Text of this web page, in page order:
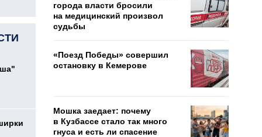
города власти бросили
на медицинский произвол
судьбы
«Поезд Победы» совершил
остановку в Кемерове
Мошка заедает: почему
в Кузбассе стало так много
гнуса и есть ли спасение